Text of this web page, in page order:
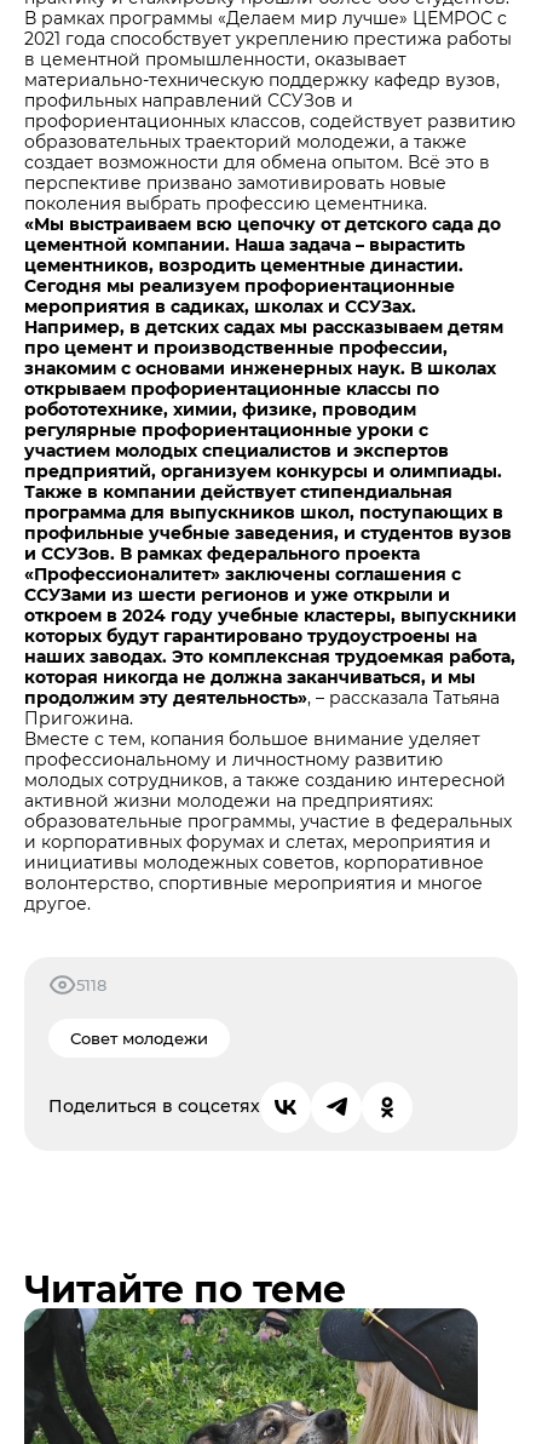
В рамках программы «Делаем мир лучше» ЦЕМРОС с
2021 года способствует укреплению престижа работы
в цементной промышленности, оказывает
материально-техническую поддержку кафедр вузов,
профильных направлений ССУЗов и
профориентационных классов, содействует развитию
образовательных траекторий молодежи, а также
создает возможности для обмена опытом. Всё это в
перспективе призвано замотивировать новые
поколения выбрать профессию цементника.
«Мы выстраиваем всю цепочку от детского сада до
цементной компании. Наша задача – вырастить
цементников, возродить цементные династии.
Сегодня мы реализуем профориентационные
мероприятия в садиках, школах и ССУЗах.
Например, в детских садах мы рассказываем детям
про цемент и производственные профессии,
знакомим с основами инженерных наук. В школах
открываем профориентационные классы по
робототехнике, химии, физике, проводим
регулярные профориентационные уроки с
участием молодых специалистов и экспертов
предприятий, организуем конкурсы и олимпиады.
Также в компании действует стипендиальная
программа для выпускников школ, поступающих в
профильные учебные заведения, и студентов вузов
и ССУЗов. В рамках федерального проекта
«Профессионалитет» заключены соглашения с
ССУЗами из шести регионов и уже открыли и
откроем в 2024 году учебные кластеры, выпускники
которых будут гарантировано трудоустроены на
наших заводах. Это комплексная трудоемкая работа,
которая никогда не должна заканчиваться, и мы
продолжим эту деятельность», – рассказала Татьяна
Пригожина.
Вместе с тем, копания большое внимание уделяет
профессиональному и личностному развитию
молодых сотрудников, а также созданию интересной
активной жизни молодежи на предприятиях:
образовательные программы, участие в федеральных
и корпоративных форумах и слетах, мероприятия и
инициативы молодежных советов, корпоративное
волонтерство, спортивные мероприятия и многое
другое.
5118
Совет молодежи
Поделиться в соцсетях
Читайте по теме